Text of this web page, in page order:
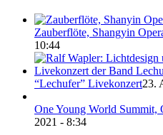
Zauberflöte, Shangyin
10:44
“Lechufer” Livekonzert23.
One Young World Summit,
2021 - 8:34